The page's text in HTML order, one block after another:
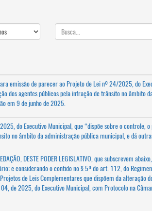
emissão de parecer ao Projeto de Lei nº 24/2025, do
dos agentes públicos pela infração de trânsito no âmbito
em 9 de junho de 2025.
do Executivo Municipal, que “dispõe sobre o controle,
no âmbito da administração pública municipal, e dá
DESTE PODER LEGISLATIVO, que subscrevem
e considerando o contido no § 5º do art. 112, do
de Leis Complementares que dispõem da alteração
de 2025, do Executivo Municipal, com Protocolo na